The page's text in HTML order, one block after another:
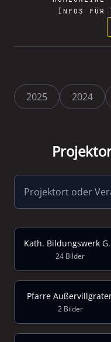
Infos für
2025 2024
Kath.
24 Bilder
Pfarre
2 Bilder